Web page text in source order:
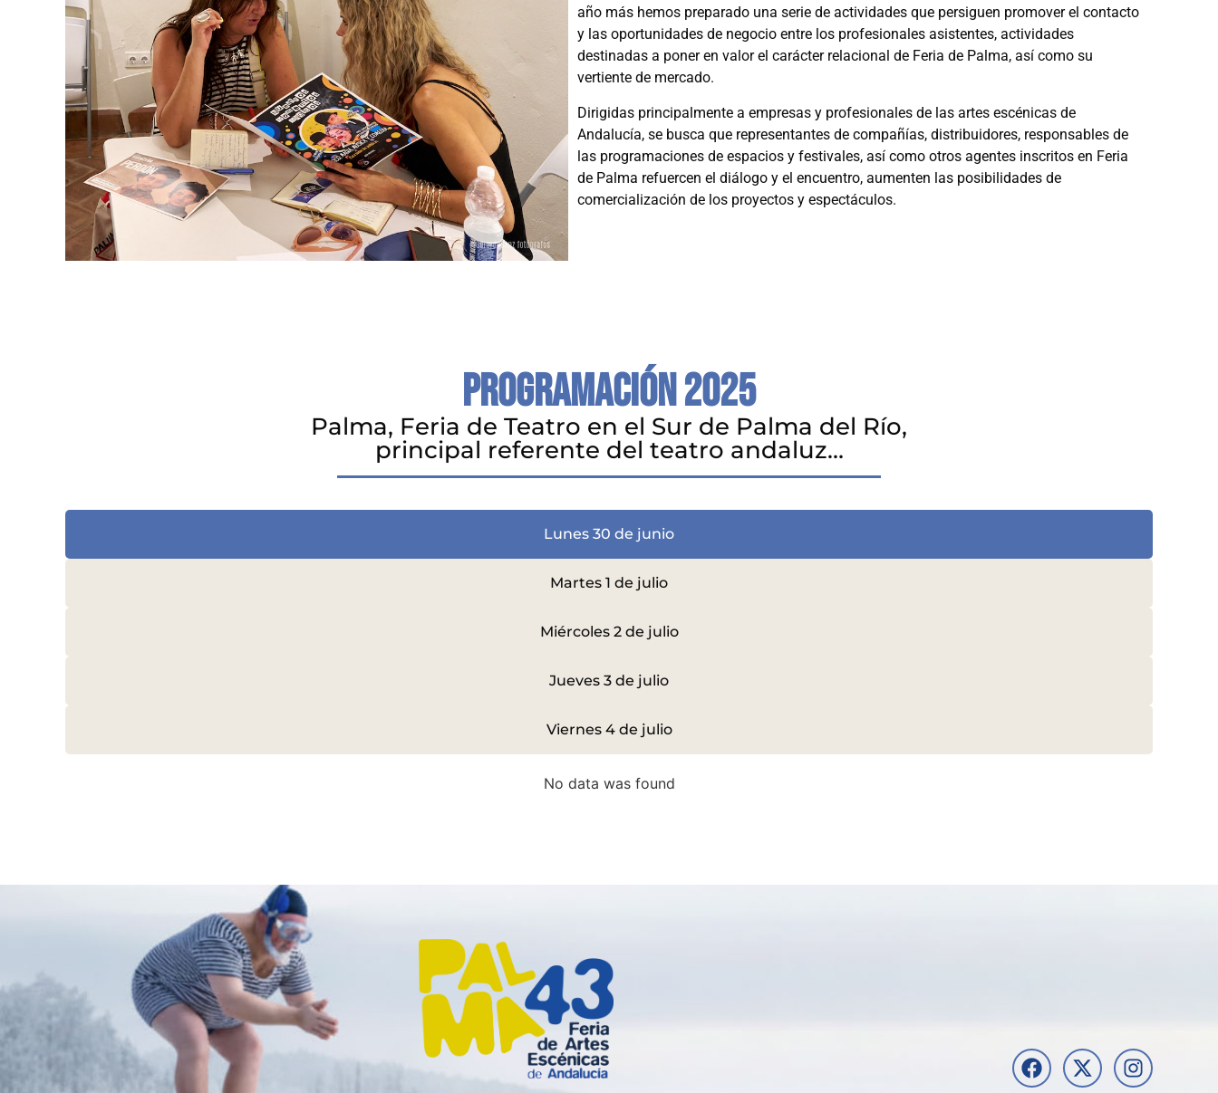
año más hemos preparado una serie de actividades que persiguen promover el contacto
y las oportunidades de negocio entre los profesionales asistentes, actividades
destinadas a poner en valor el carácter relacional de Feria de Palma, así como su
vertiente de mercado.
Dirigidas principalmente a empresas y profesionales de las artes escénicas de
Andalucía, se busca que representantes de compañías, distribuidores, responsables de
las programaciones de espacios y festivales, así como otros agentes inscritos en Feria
de Palma refuercen el diálogo y el encuentro, aumenten las posibilidades de
comercialización de los proyectos y espectáculos.
Programación 2025
Palma, Feria de Teatro en el Sur de Palma del Río,
principal referente del teatro andaluz…
Lunes 30 de junio
Martes 1 de julio
Miércoles 2 de julio
Jueves 3 de julio
Viernes 4 de julio
No data was found